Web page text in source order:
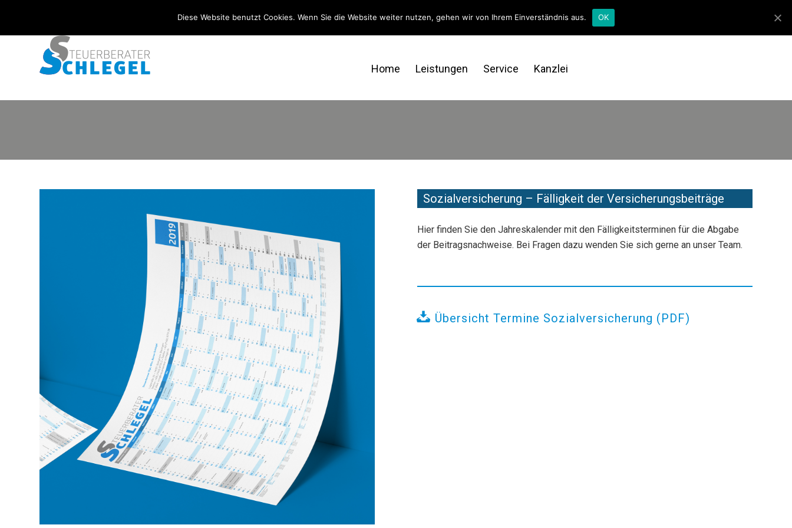
Home Leistungen Service Kanzlei
Sozialversicherung – Fälligkeit der Versicherungsbeiträge
Hier finden Sie den Jahreskalender mit den Fälligkeitsterminen für die Abgabe
der Beitragsnachweise. Bei Fragen dazu wenden Sie sich gerne an unser Team.
Übersicht Termine Sozialversicherung (PDF)
Diese Website benutzt Cookies. Wenn Sie die Website weiter nutzen, gehen wir von Ihrem Einverständnis aus. OK